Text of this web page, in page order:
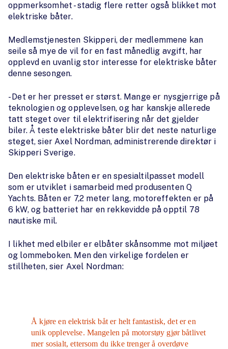
oppmerksomhet - stadig flere retter også blikket mot
elektriske båter.
Medlemstjenesten Skipperi, der medlemmene kan
seile så mye de vil for en fast månedlig avgift, har
opplevd en uvanlig stor interesse for elektriske båter
denne sesongen.
- Det er her presset er størst. Mange er nysgjerrige på
teknologien og opplevelsen, og har kanskje allerede
tatt steget over til elektrifisering når det gjelder
biler. Å teste elektriske båter blir det neste naturlige
steget, sier Axel Nordman, administrerende direktør i
Skipperi Sverige.
Den elektriske båten er en spesialtilpasset modell
som er utviklet i samarbeid med produsenten Q
Yachts. Båten er 7,2 meter lang, motoreffekten er på
6 kW, og batteriet har en rekkevidde på opptil 78
nautiske mil.
I likhet med elbiler er elbåter skånsomme mot miljøet
og lommeboken. Men den virkelige fordelen er
stillheten, sier Axel Nordman:
Å kjøre en elektrisk båt er helt fantastisk, det er en
unik opplevelse. Mangelen på motorstøy gjør båtlivet
mer sosialt, ettersom du ikke trenger å overdøve